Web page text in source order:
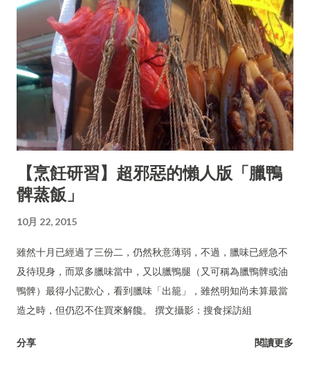
【烹飪研習】超邪惡的懶人版「臘鴨
髀蒸飯」
10月 22, 2015
雖然十月已經過了三份二，仍然秋意薄弱，不過，臘味已經急不
及待現身，而眾多臘味當中，又以臘鴨腿（又可稱為臘鴨髀或油
鴨髀）最得小記歡心，看到臘味「出籠」，雖然明知尚未算最當
造之時，但仍忍不住買來解饞。 撰文攝影：搜食採訪組
分享 閱讀更多